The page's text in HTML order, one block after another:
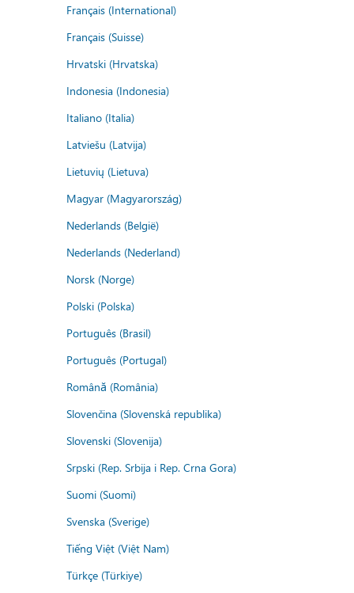
Français (International)
Français (Suisse)
Hrvatski (Hrvatska)
Indonesia (Indonesia)
Italiano (Italia)
Latviešu (Latvija)
Lietuvių (Lietuva)
Magyar (Magyarország)
Nederlands (België)
Nederlands (Nederland)
Norsk (Norge)
Polski (Polska)
Português (Brasil)
Português (Portugal)
Română (România)
Slovenčina (Slovenská republika)
Slovenski (Slovenija)
Srpski (Rep. Srbija i Rep. Crna Gora)
Suomi (Suomi)
Svenska (Sverige)
Tiếng Việt (Việt Nam)
Türkçe (Türkiye)